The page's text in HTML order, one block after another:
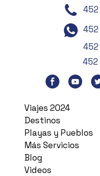
452
452
452
452
Viajes 2024
Destinos
Playas y Pueblos
Más Servicios
Blog
Videos